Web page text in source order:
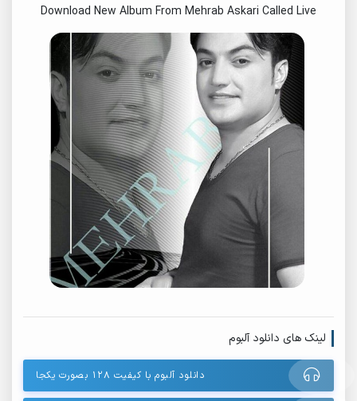
Download New Album From Mehrab Askari Called Live
لینک های دانلود آلبوم
دانلود آلبوم با کیفیت 128 بصورت یکجا